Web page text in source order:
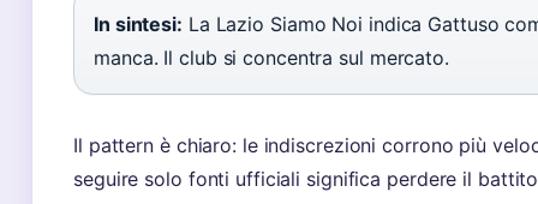
In sintesi: La Lazio Siamo Noi indica Gattuso
manca. Il club si concentra sul mercato.
Il pattern è chiaro: le indiscrezioni corrono più
seguire solo fonti ufficiali significa perdere il